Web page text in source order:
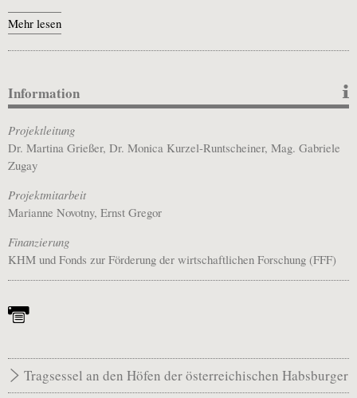
Mehr lesen
Information
Projektleitung
Dr. Martina Grießer, Dr. Monica Kurzel-Runtscheiner, Mag. Gabriele
Zugay
Projektmitarbeit
Marianne Novotny, Ernst Gregor
Finanzierung
KHM und Fonds zur Förderung der wirtschaftlichen Forschung (FFF)
Tragsessel an den Höfen der österreichischen Habsburger